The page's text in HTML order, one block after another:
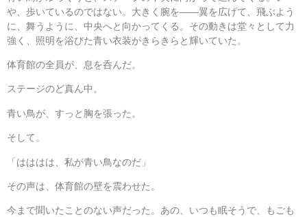
や、歩いているのではない。大きく腕を――翼を広げて、飛ぶよう
に、舞うように、中央へと向かってくる。その動きは堂々として力
強く、照明を浴びた青い衣装がきらきらと輝いていた。
体育館の全員が、息を呑んだ。
ステージのど真ん中。
青い鳥が、すっと胸を張った。
そして。
「はははは、私が青い鳥なのだ」
その声は、体育館の壁を震わせた。
今まで聞いたことのない声だった。あの、いつも眠そうで、もごも